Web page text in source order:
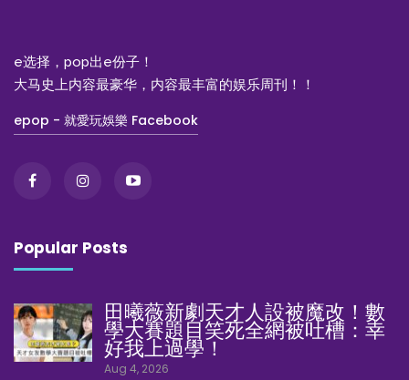
e选择，pop出e份子！
大马史上内容最豪华，内容最丰富的娱乐周刊！！
epop - 就愛玩娛樂 Facebook
Popular Posts
田曦薇新劇天才人設被魔改！數
學大賽題目笑死全網被吐槽：幸
好我上過學！
Aug 4, 2026